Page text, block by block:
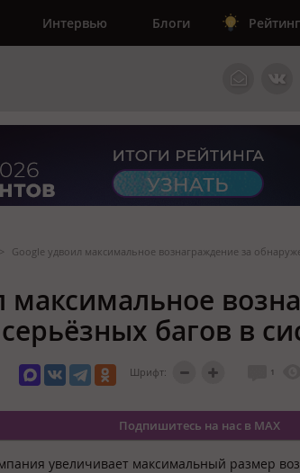
Интервью Блоги
> Google удвоил максимальное вознаграждение за
максимальное
багов в
Шрифт: 1
Подпишитесь на нас в MAX
увеличивает максимальный размер